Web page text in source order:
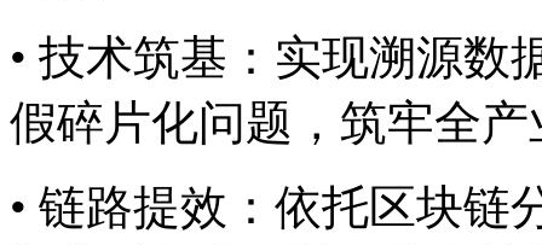
• 技术筑基：实现溯源
假碎片化问题，筑牢
• 链路提效：依托区块